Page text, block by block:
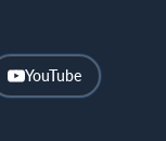
YouTube